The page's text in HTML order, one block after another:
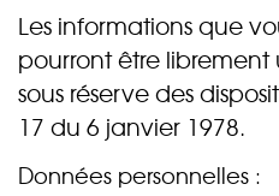
Les informations que
pourront être librement
sous réserve des
17 du 6 janvier 1978.
Données personnelles :